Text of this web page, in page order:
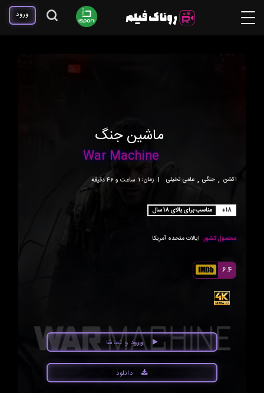
ورود
ماشین جنگ
War Machine
اکشن , جنگی , علمی تخیلی | زمان: 1ساعت و 46 دقیقه
+18 مناسب برای بالای 18 سال
محصول کشور: ایالات متحده آمریکا
6.4
ورود و تماشا
دانلود